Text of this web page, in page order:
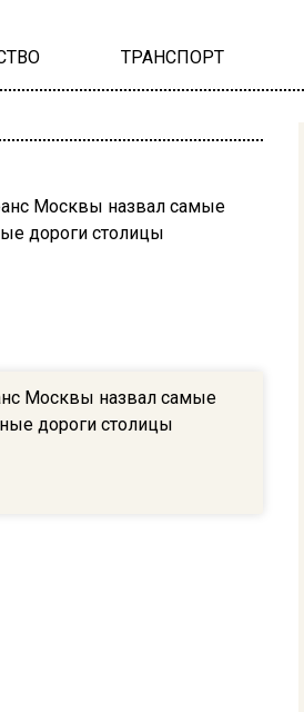
ТРАНСПОРТ
Москвы назвал самые
дороги столицы